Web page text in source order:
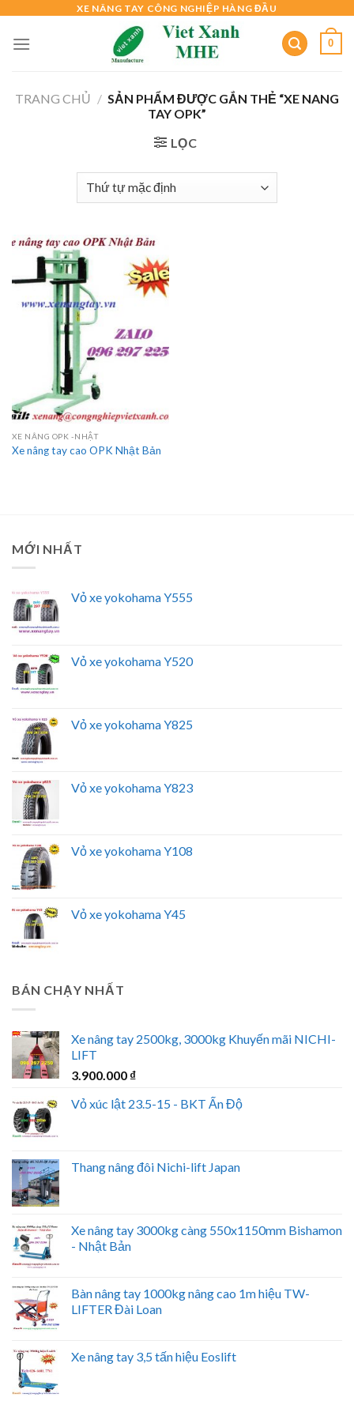
content
XE NÂNG TAY CÔNG NGHIỆP HÀNG ĐẦU
0
TRANG CHỦ / SẢN PHẨM ĐƯỢC GẮN THẺ “XE NANG
TAY OPK”
LỌC
XE NÂNG OPK -NHẬT
Xe nâng tay cao OPK Nhật Bản
MỚI NHẤT
Vỏ xe yokohama Y555
Vỏ xe yokohama Y520
Vỏ xe yokohama Y825
Vỏ xe yokohama Y823
Vỏ xe yokohama Y108
Vỏ xe yokohama Y45
BÁN CHẠY NHẤT
Xe nâng tay 2500kg, 3000kg Khuyến mãi NICHI-
LIFT
3.900.000 ₫
Vỏ xúc lật 23.5-15 - BKT Ấn Độ
Thang nâng đôi Nichi-lift Japan
Xe nâng tay 3000kg càng 550x1150mm Bishamon
- Nhật Bản
Bàn nâng tay 1000kg nâng cao 1m hiệu TW-
LIFTER Đài Loan
Xe nâng tay 3,5 tấn hiệu Eoslift